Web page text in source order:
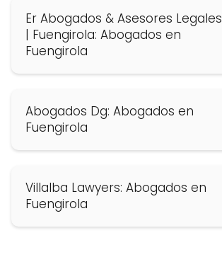
Er Abogados & Asesores Legales
| Fuengirola: Abogados en
Fuengirola
Abogados Dg: Abogados en
Fuengirola
Villalba Lawyers: Abogados en
Fuengirola